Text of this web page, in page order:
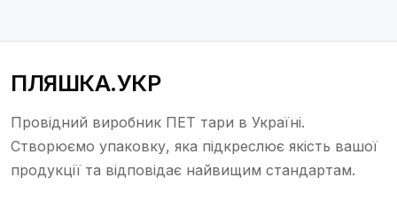
ПЛЯШКА.УКР
Провідний виробник ПЕТ тари в Україні.
Створюємо упаковку, яка підкреслює якість вашої
продукції та відповідає найвищим стандартам.